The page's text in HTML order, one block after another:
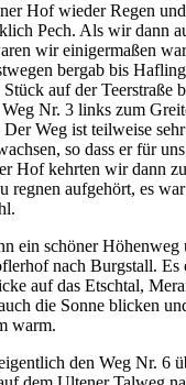
Hof wieder Regen
Pech. Als wir dann
wir einigermaßen
bergab bis
auf der Teerstraße
Nr. 3 links zum
Weg ist teilweise
so dass er für
Hof kehrten wir dann
regnen aufgehört, es
ein schöner Höhenweg
nach Burgstall. Es
auf das Etschtal,
die Sonne blicken
warm.
den Weg Nr. 6